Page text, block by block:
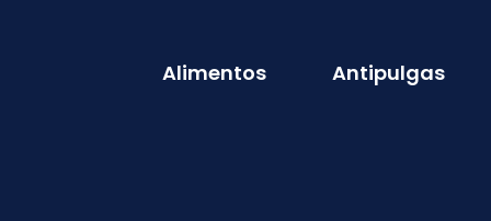
Alimentos Antipulgas